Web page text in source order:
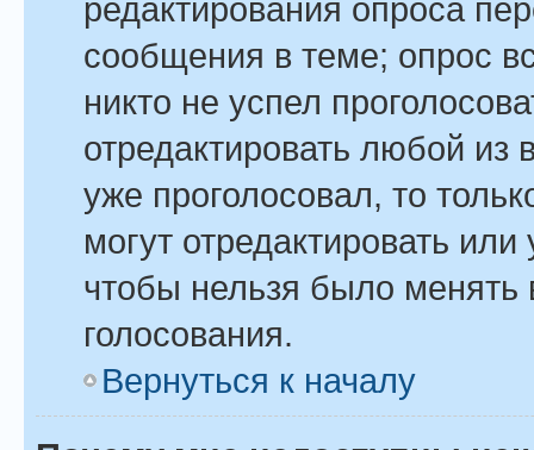
редактирования опроса
сообщения в теме; опрос
никто не успел
отредактировать любой из
уже проголосовал, то
могут отредактировать
чтобы нельзя было менять
голосования.
Вернуться к началу